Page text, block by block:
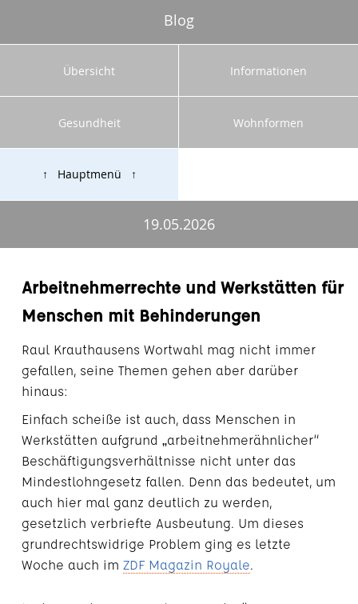
Blog
Übersicht Informationen
Gesundheit Wohnformen
↑ Hauptmenü ↑
19.05.2026
Arbeitnehmerrechte und Werkstätten für
Menschen mit Behinderungen
Raul Krauthausens Wortwahl mag nicht immer
gefallen, seine Themen gehen aber darüber
hinaus:
Einfach scheiße ist auch, dass Menschen in
Werkstätten aufgrund „arbeitnehmerähnlicher“
Beschäftigungsverhältnisse nicht unter das
Mindestlohngesetz fallen. Denn das bedeutet, um
auch hier mal ganz deutlich zu werden,
gesetzlich verbriefte Ausbeutung. Um dieses
grundrechtswidrige Problem ging es letzte
Woche auch im ZDF Magazin Royale.